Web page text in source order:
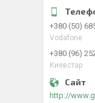
+380 (50)
Vodafone
+380 (96)
Киевстар
http://